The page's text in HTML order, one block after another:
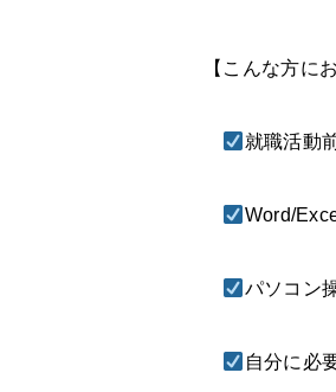
【こんな方に
就職活動
Word/
パソコン
自分に必